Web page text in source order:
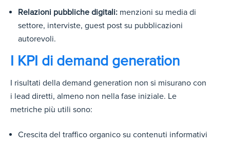
Relazioni pubbliche digitali: menzioni su media di
settore, interviste, guest post su pubblicazioni
autorevoli.
I KPI di demand generation
I risultati della demand generation non si misurano con
i lead diretti, almeno non nella fase iniziale. Le
metriche più utili sono:
Crescita del traffico organico su contenuti informativi